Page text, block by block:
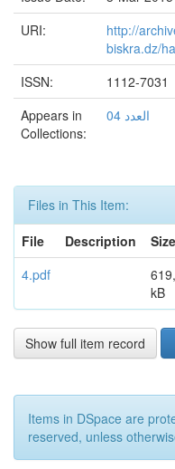
URI:
http://
biskra.dz/
ISSN:
1112-7031
Appears in
Collections:
العدد 04
Files in This Item:
File
Description Size
4.pdf
kB
Show full item record
Items in DSpace are
reserved, unless